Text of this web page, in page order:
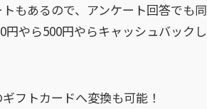
もあるので、アンケート回答でも同
やら500円やらキャッシュバックし
フトカードへ変換も可能！